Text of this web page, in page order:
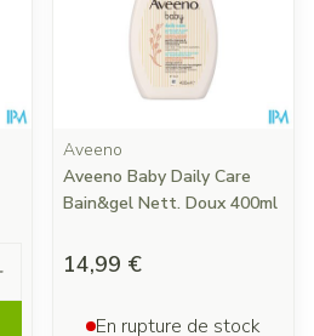
Aveeno
Aveeno Baby Daily Care
Bain&gel Nett. Doux 400ml
14,99 €
En rupture de stock